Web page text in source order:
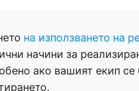
на използването на
начини за
ако вашият екип се